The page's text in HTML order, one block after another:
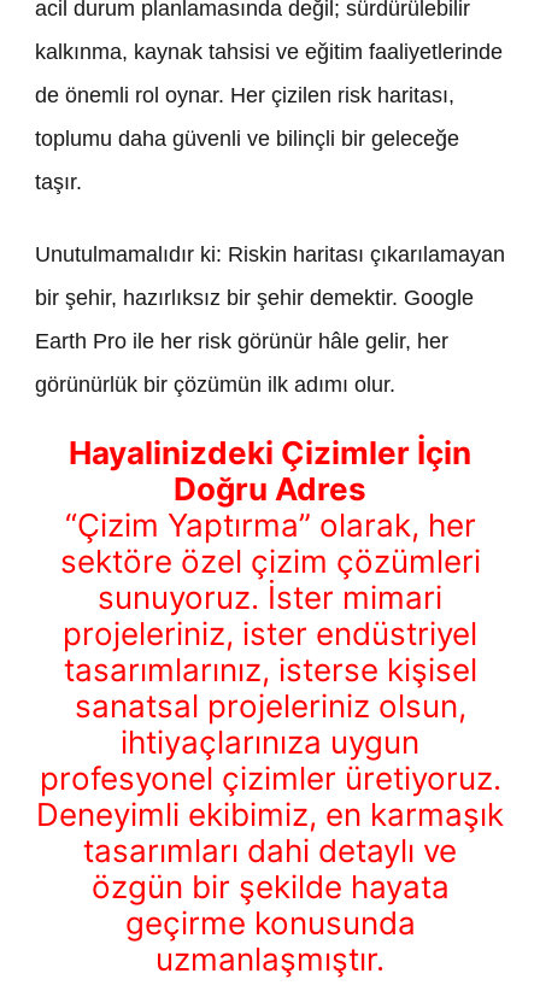
acil durum planlamasında değil; sürdürülebilir
kalkınma, kaynak tahsisi ve eğitim faaliyetlerinde
de önemli rol oynar. Her çizilen risk haritası,
toplumu daha güvenli ve bilinçli bir geleceğe
taşır.
Unutulmamalıdır ki: Riskin haritası çıkarılamayan
bir şehir, hazırlıksız bir şehir demektir. Google
Earth Pro ile her risk görünür hâle gelir, her
görünürlük bir çözümün ilk adımı olur.
Hayalinizdeki Çizimler İçin
Doğru Adres
“Çizim Yaptırma” olarak, her
sektöre özel çizim çözümleri
sunuyoruz. İster mimari
projeleriniz, ister endüstriyel
tasarımlarınız, isterse kişisel
sanatsal projeleriniz olsun,
ihtiyaçlarınıza uygun
profesyonel çizimler üretiyoruz.
Deneyimli ekibimiz, en karmaşık
tasarımları dahi detaylı ve
özgün bir şekilde hayata
geçirme konusunda
uzmanlaşmıştır.